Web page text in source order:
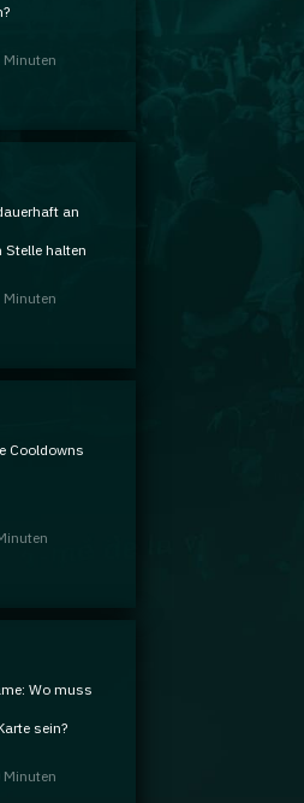
Minuten
an
Stelle halten
Minuten
Cooldowns
Wo muss
sein?
Minuten